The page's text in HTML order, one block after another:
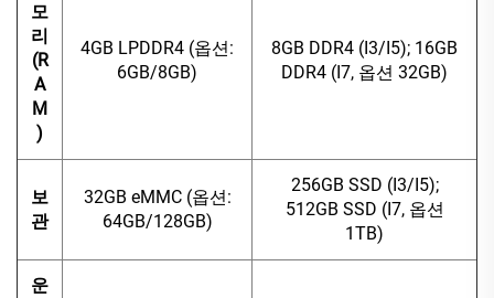
모
리
(R
A
M
)
4GB LPDDR4 (옵션:
6GB/8GB)
8GB DDR4 (I3/I5); 16GB
DDR4 (I7, 옵션 32GB)
보
관
32GB eMMC (옵션:
64GB/128GB)
256GB SSD (I3/I5);
512GB SSD (I7, 옵션
1TB)
운